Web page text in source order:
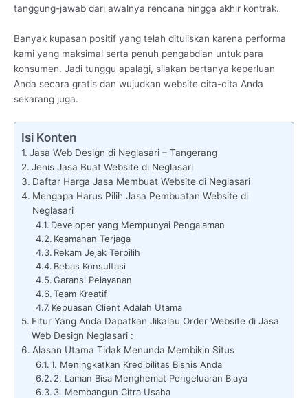
tanggung-jawab dari awalnya rencana hingga akhir kontrak.
Banyak kupasan positif yang telah dituliskan karena performa
kami yang maksimal serta penuh pengabdian untuk para
konsumen. Jadi tunggu apalagi, silakan bertanya keperluan
Anda secara gratis dan wujudkan website cita-cita Anda
sekarang juga.
Isi Konten
Jasa Web Design di Neglasari – Tangerang
Jenis Jasa Buat Website di Neglasari
Daftar Harga Jasa Membuat Website di Neglasari
Mengapa Harus Pilih Jasa Pembuatan Website di
Neglasari
Developer yang Mempunyai Pengalaman
Keamanan Terjaga
Rekam Jejak Terpilih
Bebas Konsultasi
Garansi Pelayanan
Team Kreatif
Kepuasan Client Adalah Utama
Fitur Yang Anda Dapatkan Jikalau Order Website di Jasa
Web Design Neglasari :
Alasan Utama Tidak Menunda Membikin Situs
1. Meningkatkan Kredibilitas Bisnis Anda
2. Laman Bisa Menghemat Pengeluaran Biaya
3. Membangun Citra Usaha